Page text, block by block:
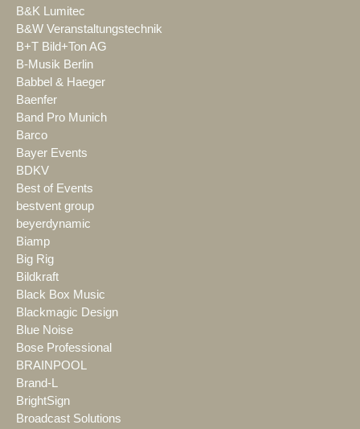
B&K Lumitec
B&W Veranstaltungstechnik
B+T Bild+Ton AG
B-Musik Berlin
Babbel & Haeger
Baenfer
Band Pro Munich
Barco
Bayer Events
BDKV
Best of Events
bestvent group
beyerdynamic
Biamp
Big Rig
Bildkraft
Black Box Music
Blackmagic Design
Blue Noise
Bose Professional
BRAINPOOL
Brand-L
BrightSign
Broadcast Solutions